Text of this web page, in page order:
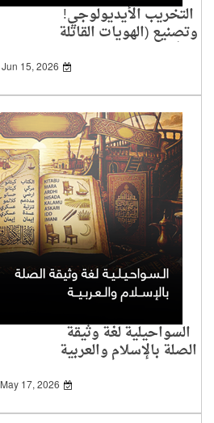
التخريب الأيديولوجي!
وتصنيع (الهويات القاتلة
في البلدان العربية)
Jun 15, 2026
السواحيلية لغة وثيقة
الصلة بالإسلام والعربية
May 17, 2026